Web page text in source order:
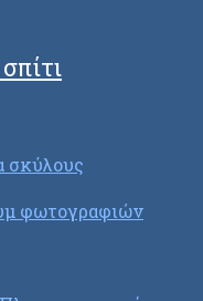
σκύλους
φωτογραφιών